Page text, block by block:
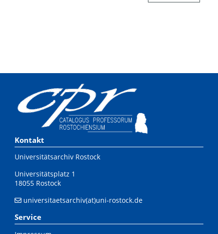
Kontakt
Universitätsarchiv Rostock
Universitätsplatz 1
18055 Rostock
universitaetsarchiv(at)uni-rostock.de
Service